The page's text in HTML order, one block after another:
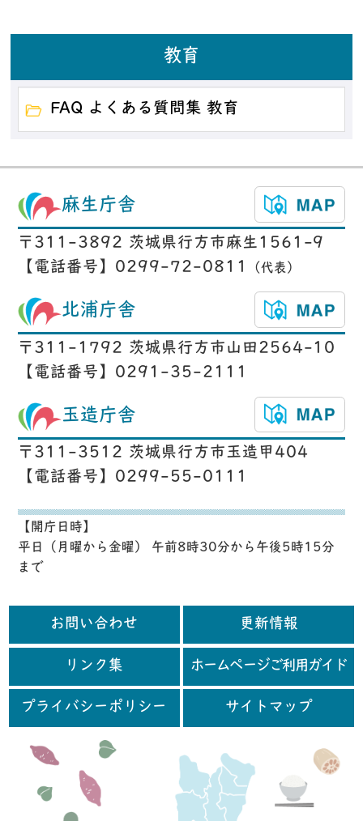
教育
FAQ よくある質問集 教育
麻生庁舎
〒311-3892 茨城県行方市麻生1561-9
【電話番号】0299-72-0811
（代表）
北浦庁舎
〒311-1792 茨城県行方市山田2564-10
【電話番号】0291-35-2111
玉造庁舎
〒311-3512 茨城県行方市玉造甲404
【電話番号】0299-55-0111
【開庁日時】
平日（月曜から金曜） 午前8時30分から午後5時15分
まで
お問い合わせ 更新情報
リンク集 ホームページご利用ガイド
プライバシーポリシー サイトマップ